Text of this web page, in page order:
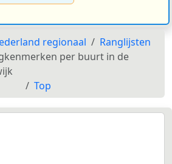
regionaal
Ranglijsten
per buurt in de
Top